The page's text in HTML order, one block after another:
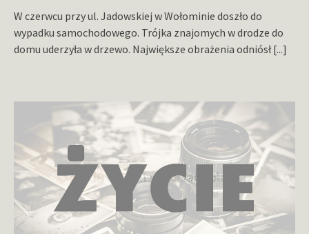
W czerwcu przy ul. Jadowskiej w Wołominie doszło do
wypadku samochodowego. Trójka znajomych w drodze do
domu uderzyła w drzewo. Największe obrażenia odniósł[...]